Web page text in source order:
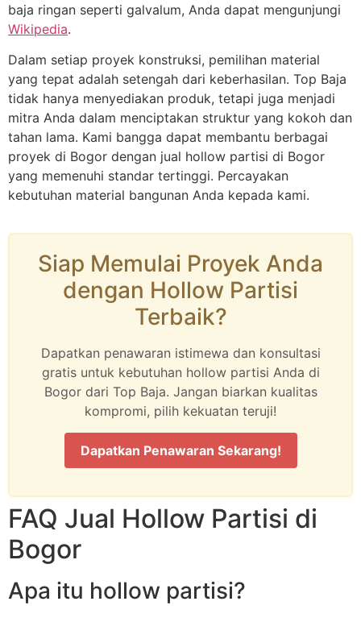
baja ringan seperti galvalum, Anda dapat mengunjungi
Wikipedia.
Dalam setiap proyek konstruksi, pemilihan material
yang tepat adalah setengah dari keberhasilan. Top Baja
tidak hanya menyediakan produk, tetapi juga menjadi
mitra Anda dalam menciptakan struktur yang kokoh dan
tahan lama. Kami bangga dapat membantu berbagai
proyek di Bogor dengan jual hollow partisi di Bogor
yang memenuhi standar tertinggi. Percayakan
kebutuhan material bangunan Anda kepada kami.
Siap Memulai Proyek Anda
dengan Hollow Partisi
Terbaik?
Dapatkan penawaran istimewa dan konsultasi
gratis untuk kebutuhan hollow partisi Anda di
Bogor dari Top Baja. Jangan biarkan kualitas
kompromi, pilih kekuatan teruji!
Dapatkan Penawaran Sekarang!
FAQ Jual Hollow Partisi di
Bogor
Apa itu hollow partisi?